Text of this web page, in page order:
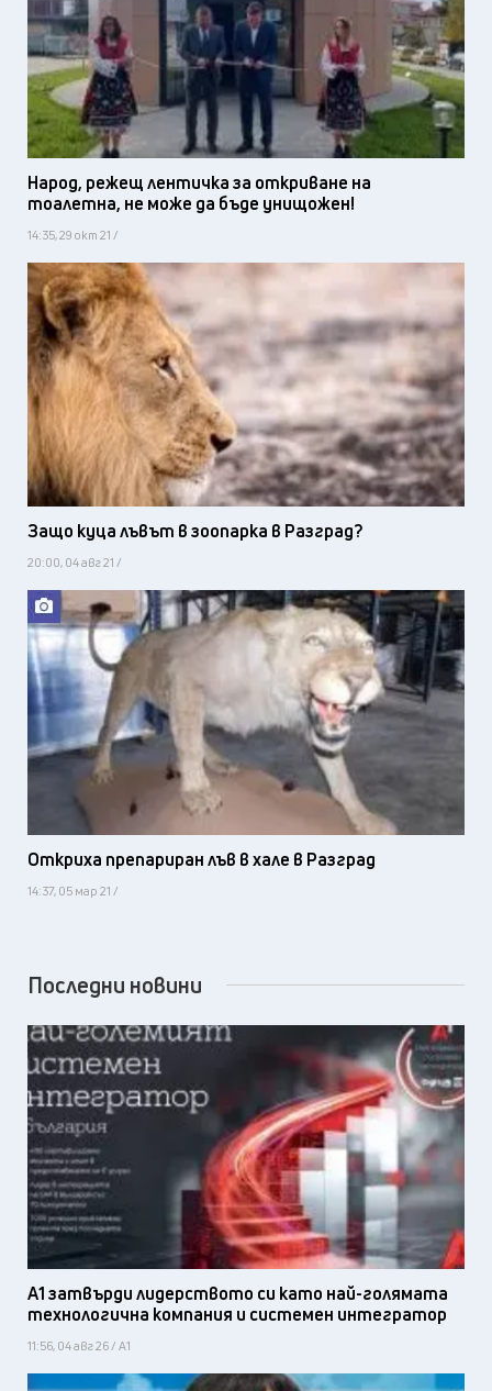
Народ, режещ лентичка за откриване на
тоалетна, не може да бъде унищожен!
14:35, 29 окт 21 /
Защо куца лъвът в зоопарка в Разград?
20:00, 04 авг 21 /
Откриха препариран лъв в хале в Разград
14:37, 05 мар 21 /
Последни новини
А1 затвърди лидерството си като най-голямата
технологична компания и системен интегратор
11:56, 04 авг 26 / А1